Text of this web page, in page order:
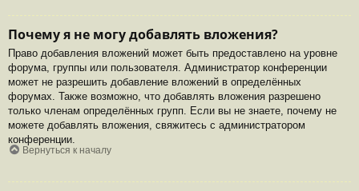
Почему я не могу добавлять вложения?
Право добавления вложений может быть предоставлено на уровне
форума, группы или пользователя. Администратор конференции
может не разрешить добавление вложений в определённых
форумах. Также возможно, что добавлять вложения разрешено
только членам определённых групп. Если вы не знаете, почему не
можете добавлять вложения, свяжитесь с администратором
конференции.
Вернуться к началу